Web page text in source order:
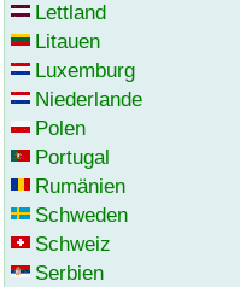
Lettland
Litauen
Luxemburg
Niederlande
Polen
Portugal
Rumänien
Schweden
Schweiz
Serbien